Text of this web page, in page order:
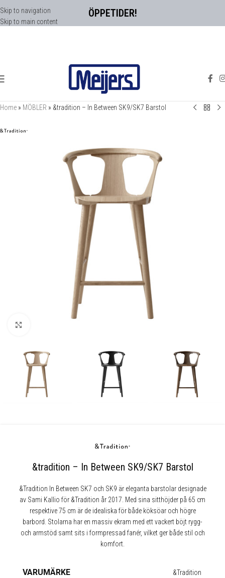
ÖPPETIDER!
Skip to navigation
Skip to main content
Home » MÖBLER » &tradition – In Between SK9/SK7 Barstol
&tradition – In Between SK9/SK7 Barstol
&Tradition In Between SK7 och SK9 är eleganta barstolar designade
av Sami Kallio för &Tradition år 2017. Med sina sitthöjder på 65 cm
respektive 75 cm är de idealiska för både köksöar och högre
barbord. Stolarna har en massiv ekram med ett vackert böjt rygg-
och armstöd samt sits i formpressad fanér, vilket ger både stil och
komfort.
VARUMÄRKE &Tradition